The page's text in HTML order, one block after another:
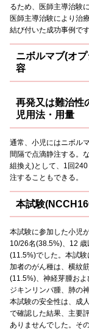
るため、医師主導治験
医師主導治験により治
結び付いた成功事例です
ニボルマブ(オ
容
再発又は難治性
児用法・用量
通常、小児にはニボル
間隔で点滴静注する。
組換え)として、1回
注することもできる。
本試験
本試験に参加した小児
10/26名(38.5%)、12
(11.5%)でした。本試
加者のがん種は、横紋
(11.5%)、神経芽腫お
ジキンリンパ腫、肺の
本試験の安全性は、成
で確認した結果、主要
ありませんでした。そ